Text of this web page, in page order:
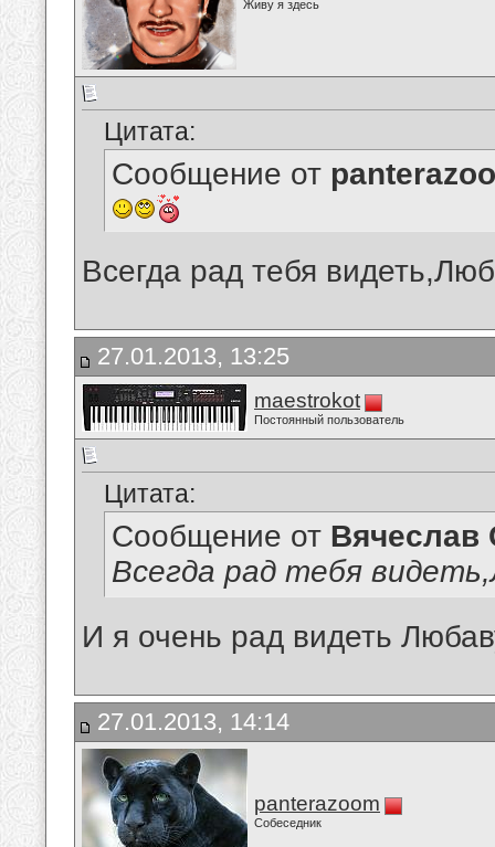
Живу я здесь
Цитата:
Сообщение от
Всегда рад тебя
27.01.2013, 13:25
maestrokot
Постоянный пользователь
Цитата:
Сообщение от Вячеслав
Всегда рад тебя
И я очень рад видеть
27.01.2013, 14:14
panterazoom
Собеседник